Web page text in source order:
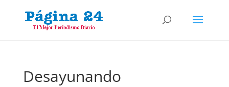
Desayunando